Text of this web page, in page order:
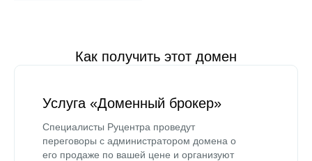
Как получить этот домен
Услуга «Доменный брокер»
Специалисты Руцентра проведут
переговоры с администратором домена о
его продаже по вашей цене и организуют